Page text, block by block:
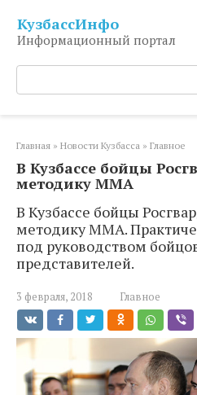
контенту
КузбассИнфо
Информационный портал
Поиск:
Главная » Новости Кузбасса » Главное
В Кузбассе бойцы
методику ММА
В Кузбассе бойцы
методику ММА.
под руководством
представителей.
3 февраля, 2018 Главное